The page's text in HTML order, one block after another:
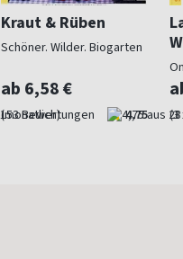
Kraut & Rüben
Schöner. Wilder. Biogarten
ab 6,58 €
(monatlich) 4,75 (3